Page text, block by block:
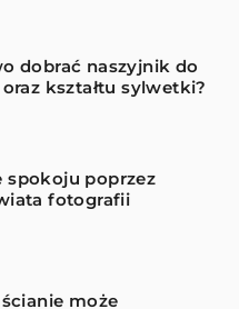
dobrać naszyjnik do
kształtu sylwetki?
spokoju poprzez
fotografii
może